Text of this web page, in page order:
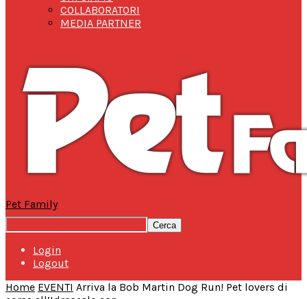
Login
Logout
Pet Family
COLLABORATORI
MEDIA PARTNER
Home EVENTI Arriva la Bob Martin Dog Run! Pet lovers di